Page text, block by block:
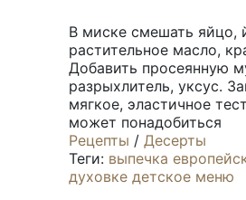
В миске смешать яйцо,
растительное масло,
Добавить просеянную
разрыхлитель, уксус.
мягкое, эластичное
может понадобиться
Рецепты / Десерты
Теги: выпечка
духовке детское меню